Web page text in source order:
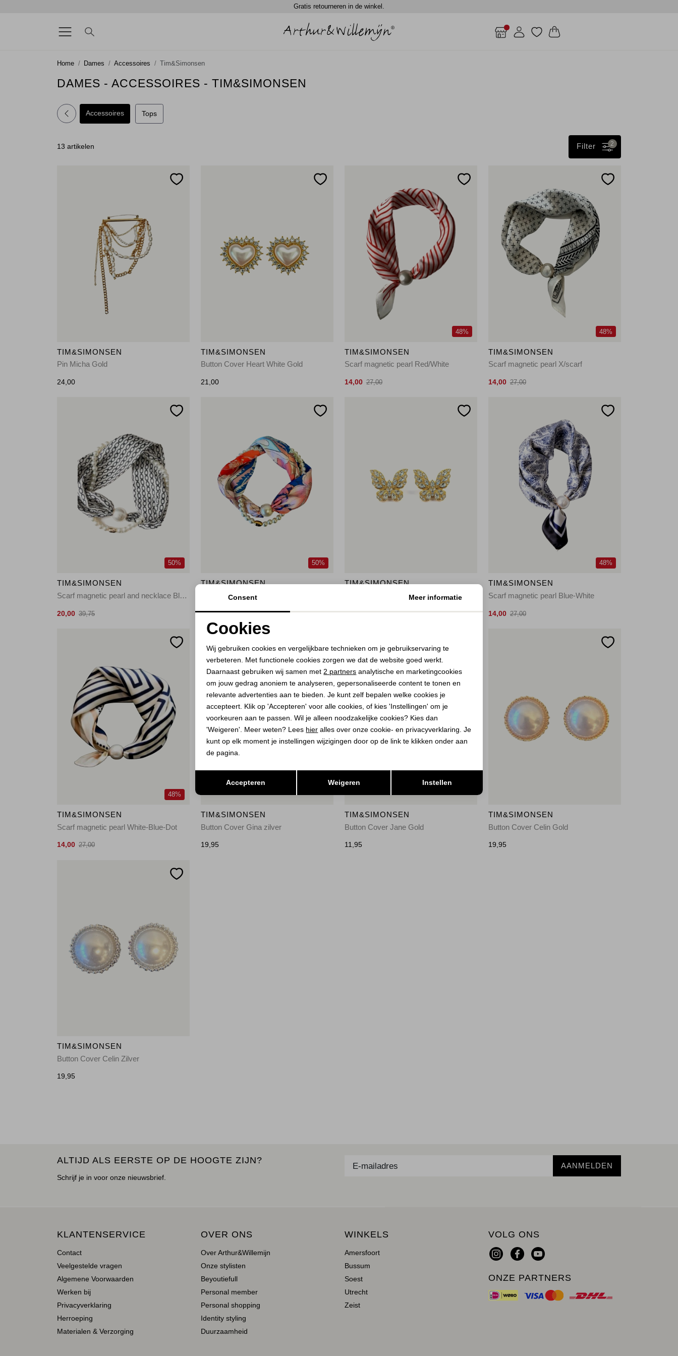
Gratis retourneren in de winkel.
Home Dames Accessoires Tim&Simonsen
DAMES - ACCESSOIRES - TIM&SIMONSEN
Accessoires Tops
13 artikelen 2
Filter
TIM&SIMONSEN
Pin Micha Gold
24,00
TIM&SIMONSEN
Button Cover Heart White Gold
21,00
48%
TIM&SIMONSEN
Scarf magnetic pearl Red/White
14,00 27,00
48%
TIM&SIMONSEN
Scarf magnetic pearl X/scarf
14,00 27,00
50%
TIM&SIMONSEN
Scarf magnetic pearl and necklace Black-White
20,00 39,75
50%
TIM&SIMONSEN
Scarf magnetic pearl and necklace Multi
20,00 39,75
TIM&SIMONSEN
Button cover butterfly Gold
26,50
48%
TIM&SIMONSEN
Scarf magnetic pearl Blue-White
14,00 27,00
48%
TIM&SIMONSEN
Scarf magnetic pearl White-Blue-Dot
14,00 27,00
TIM&SIMONSEN
Button Cover Gina zilver
19,95
TIM&SIMONSEN
Button Cover Jane Gold
11,95
TIM&SIMONSEN
Button Cover Celin Gold
19,95
TIM&SIMONSEN
Button Cover Celin Zilver
19,95
ALTIJD ALS EERSTE OP DE HOOGTE ZIJN?
Schrijf je in voor onze nieuwsbrief.
AANMELDEN
KLANTENSERVICE
Contact
Veelgestelde vragen
Algemene Voorwaarden
Werken bij
Privacyverklaring
Herroeping
Materialen & Verzorging
OVER ONS
Over Arthur&Willemijn
Onze stylisten
Beyoutiefull
Personal member
Personal shopping
Identity styling
Duurzaamheid
WINKELS
Amersfoort
Bussum
Soest
Utrecht
Zeist
VOLG ONS
ONZE PARTNERS
Analytische cookies Marketing cookies
Consent Meer informatie
Cookies
Wij gebruiken cookies en vergelijkbare technieken om je gebruikservaring te
verbeteren. Met functionele cookies zorgen we dat de website goed werkt.
Daarnaast gebruiken wij samen met 2 partners analytische en marketingcookies
om jouw gedrag anoniem te analyseren, gepersonaliseerde content te tonen en
relevante advertenties aan te bieden. Je kunt zelf bepalen welke cookies je
accepteert. Klik op 'Accepteren' voor alle cookies, of kies 'Instellingen' om je
voorkeuren aan te passen. Wil je alleen noodzakelijke cookies? Kies dan
'Weigeren'. Meer weten? Lees hier alles over onze cookie- en privacyverklaring. Je
kunt op elk moment je instellingen wijzigingen door op de link te klikken onder aan
de pagina.
Accepteren Weigeren Instellen